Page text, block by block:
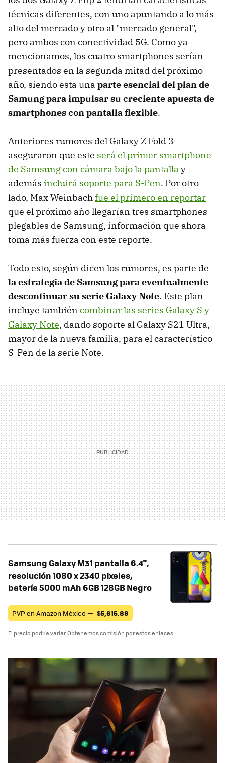
técnicas diferentes, con uno apuntando a lo más
alto del mercado y otro al "mercado general",
pero ambos con conectividad 5G. Como ya
mencionamos, los cuatro smartphones serían
presentados en la segunda mitad del próximo
año, siendo esta una parte esencial del plan de
Samung para impulsar su creciente apuesta de
smartphones con pantalla flexible.
Anteriores rumores del Galaxy Z Fold 3
aseguraron que este será el primer smartphone
de Samsung con cámara bajo la pantalla y
además incluirá soporte para S-Pen. Por otro
lado, Max Weinbachfue el primero en reportar
que el próximo año llegarían tres smartphones
plegables de Samsung, información que ahora
toma más fuerza con este reporte.
Todo esto, según dicen los rumores, es parte de
la estrategia de Samsung para eventualmente
descontinuar su serie Galaxy Note. Este plan
incluye también combinar las series Galaxy S y
Galaxy Note, dando soporte al Galaxy S21 Ultra,
mayor de la nueva familia, para el característico
S-Pen de la serie Note.
Samsung Galaxy M31 pantalla 6.4",
resolución 1080 x 2340 pixeles,
batería 5000 mAh 6GB 128GB Negro
PVP en Amazon México — $5,615.89
El precio podría variar. Obtenemos comisión por estos enlaces